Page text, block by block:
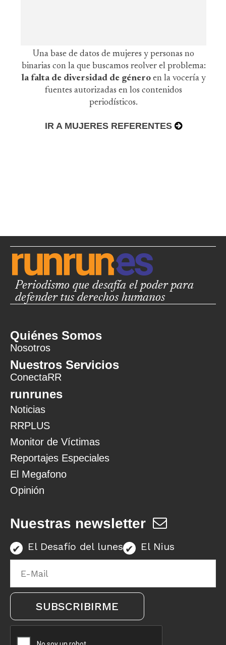
Una base de datos de mujeres y personas no
binarias con la que buscamos reolver el problema:
la falta de diversidad de género en la vocería y
fuentes autorizadas en los contenidos
periodísticos.
IR A MUJERES REFERENTES
Periodismo que desafía el poder para
defender tus derechos humanos
Quiénes Somos
Nosotros
Nuestros Servicios
ConectaRR
runrunes
Noticias
RRPLUS
Monitor de Víctimas
Reportajes Especiales
El Megafono
Opinión
Nuestras newsletter
El Desafío del lunes El Nius